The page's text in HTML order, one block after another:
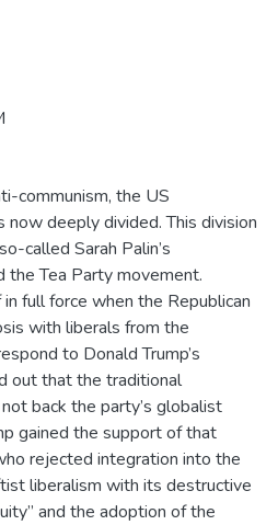
communism, the US
now deeply divided. This division
called Sarah Palin’s
the Tea Party movement.
full force when the Republican
with liberals from the
to Donald Trump’s
out that the traditional
back the party’s globalist
gained the support of that
rejected integration into the
liberalism with its destructive
and the adoption of the